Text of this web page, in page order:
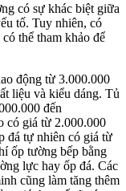
có sự khác biệt giữa
tố. Tuy nhiên, có
thể tham khảo để
động từ 3.000.000
liệu và kiểu dáng. Tủ
đến
có giá từ 2.000.000
đá tự nhiên có giá từ
ốp tường bếp bằng
lực hay ốp đá. Các
cũng làm tăng thêm